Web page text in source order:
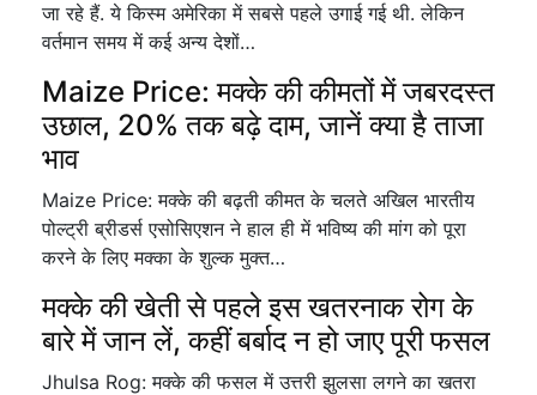
जा रहे हैं. ये किस्म अमेरिका में सबसे पहले उगाई गई थी. लेकिन
वर्तमान समय में कई अन्य देशों…
Maize Price: मक्के की कीमतों में जबरदस्त
उछाल, 20% तक बढ़े दाम, जानें क्या है ताजा
भाव
Maize Price: मक्के की बढ़ती कीमत के चलते अखिल भारतीय
पोल्ट्री ब्रीडर्स एसोसिएशन ने हाल ही में भविष्य की मांग को पूरा
करने के लिए मक्का के शुल्क मुक्त…
मक्के की खेती से पहले इस खतरनाक रोग के
बारे में जान लें, कहीं बर्बाद न हो जाए पूरी फसल
Jhulsa Rog: मक्के की फसल में उत्तरी झुलसा लगने का खतरा